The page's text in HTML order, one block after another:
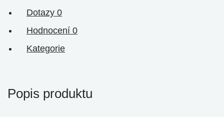
Dotazy 0
Hodnocení 0
Kategorie
Popis produktu